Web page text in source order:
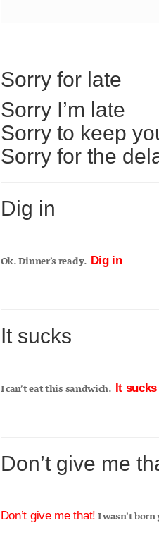
Sorry for late
Sorry I’m late
Sorry to keep
Sorry for the
Ok. Dinner’s ready. Dig in
It sucks
I can’t eat this sandwich. It sucks
Don’t give me
Don’t give me that! I wasn’t